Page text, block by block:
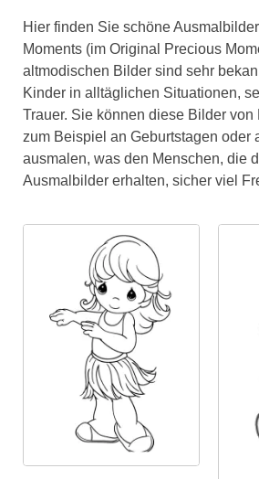
Hier finden Sie schöne
Moments (im Original Precious
altmodischen Bilder sind sehr
Kinder in alltäglichen Situationen,
Trauer. Sie können diese Bilder von
zum Beispiel an Geburtstagen oder
ausmalen, was den Menschen, die
Ausmalbilder erhalten, sicher viel